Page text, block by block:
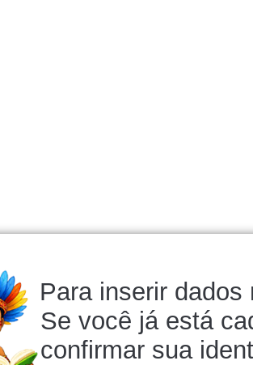
Para inserir
Se você já está
confirmar sua